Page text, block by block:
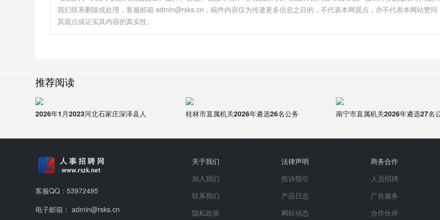
我们联系删除或处理，客服邮箱 admin@rsks.cn，稿件内容仅为传递更多信息之目的，不代表本网观点，亦不代表本网站赞同
其观点或证实其内容的真实性。
推荐阅读
2026年1月2023河北石家庄深泽县人 桂林市直属机关2026年遴选26名公务 南宁市直属机关2026年遴选27名
客服QQ：53972495
电子邮箱： admin@rsks.cn
关于我们
加入我们
联系我们
隐私政策
法律声明
投诉指引
产品日志
网站动态
商务合作
人员招聘
广告服务
合作伙伴